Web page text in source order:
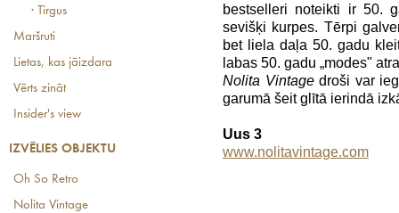
· Tirgus
Maršruti
Lietas, kas jāizdara
Vērts zināt
Insider's view
IZVĒLIES OBJEKTU
Oh So Retro
Nolita Vintage
bestselleri noteikti ir 50.
sevišķi kurpes. Tērpi
bet liela daļa 50. gadu
labas 50. gadu „modes"
Nolita Vintagedroši var
garumā šeit glītā ierindā
Uus 3
www.nolitavintage.com